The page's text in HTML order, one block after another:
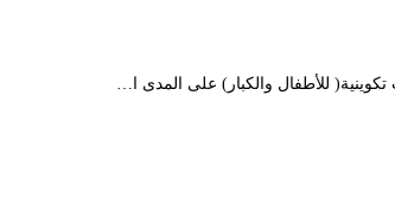
للأطفال والكبار) على المدى ا…